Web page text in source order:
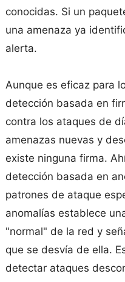
conocidas. Si un
una amenaza ya
alerta.
Aunque es eficaz para
detección basada en
contra los ataques de
amenazas nuevas y
existe ninguna firma.
detección basada en
patrones de ataque
anomalías establece
"normal" de la red y
que se desvía de ella.
detectar ataques